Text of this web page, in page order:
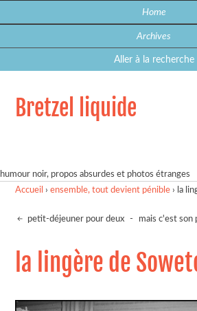
Home
Archives
Aller à la recherche
Bretzel liquide
humour noir, propos absurdes et photos étranges
Accueil ›ensemble, tout devient pénible › la
petit-déjeuner pour deux - mais c'est son
la lingère de